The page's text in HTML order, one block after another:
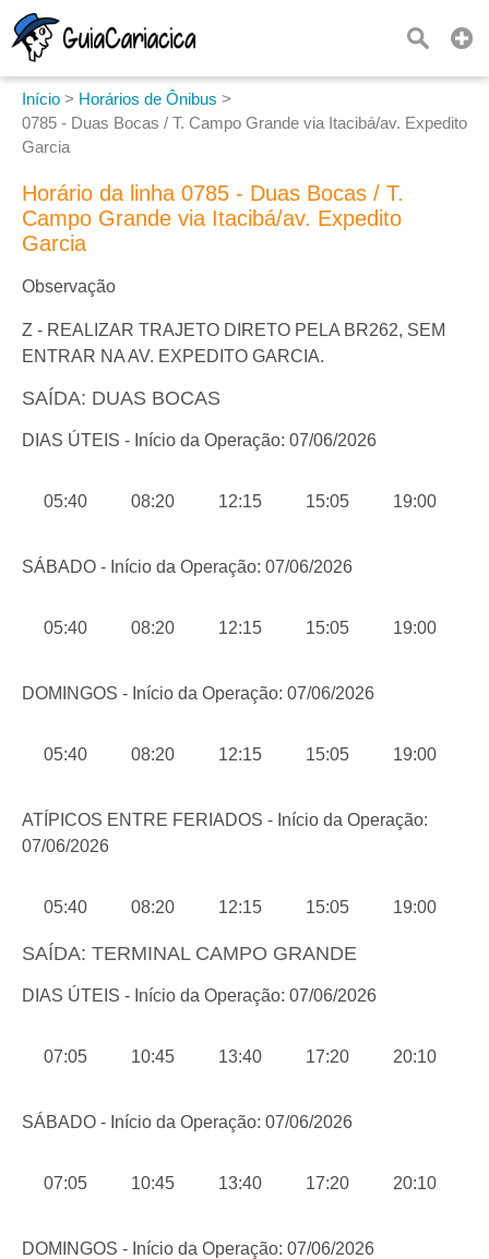
Início > Horários de Ônibus >
0785 - Duas Bocas / T. Campo Grande via Itacibá/av. Expedito
Garcia
Horário da linha 0785 - Duas Bocas / T.
Campo Grande via Itacibá/av. Expedito
Garcia
Observação
Z - REALIZAR TRAJETO DIRETO PELA BR262, SEM
ENTRAR NA AV. EXPEDITO GARCIA.
SAÍDA: DUAS BOCAS
DIAS ÚTEIS - Início da Operação: 07/06/2026
05:40 08:20 12:15 15:05 19:00
SÁBADO - Início da Operação: 07/06/2026
05:40 08:20 12:15 15:05 19:00
DOMINGOS - Início da Operação: 07/06/2026
05:40 08:20 12:15 15:05 19:00
ATÍPICOS ENTRE FERIADOS - Início da Operação:
07/06/2026
05:40 08:20 12:15 15:05 19:00
SAÍDA: TERMINAL CAMPO GRANDE
DIAS ÚTEIS - Início da Operação: 07/06/2026
07:05 10:45 13:40 17:20 20:10
SÁBADO - Início da Operação: 07/06/2026
07:05 10:45 13:40 17:20 20:10
DOMINGOS - Início da Operação: 07/06/2026